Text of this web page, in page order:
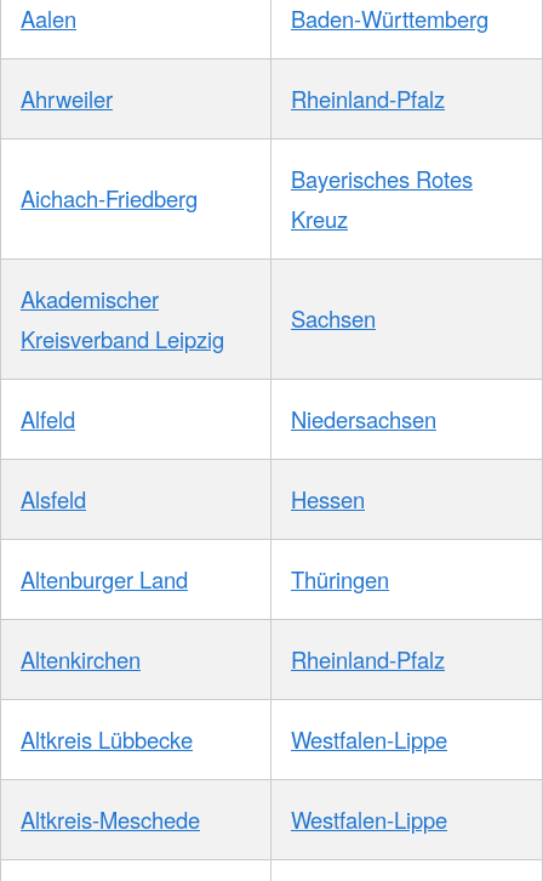
Aalen Baden-Württemberg
Ahrweiler Rheinland-Pfalz
Aichach-Friedberg
Bayerisches Rotes
Kreuz
Akademischer
Kreisverband Leipzig
Sachsen
Alfeld Niedersachsen
Alsfeld Hessen
Altenburger Land Thüringen
Altenkirchen Rheinland-Pfalz
Altkreis Lübbecke Westfalen-Lippe
Altkreis-Meschede Westfalen-Lippe